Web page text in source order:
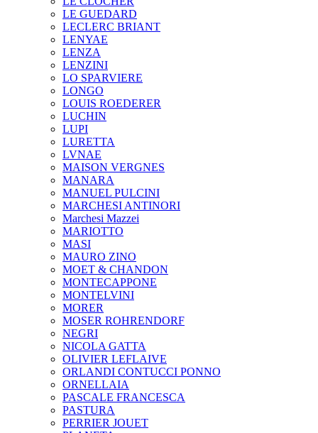
LE GUEDARD
LECLERC BRIANT
LENYAE
LENZA
LENZINI
LO SPARVIERE
LONGO
LOUIS ROEDERER
LUCHIN
LUPI
LURETTA
LVNAE
MAISON VERGNES
MANARA
MANUEL PULCINI
MARCHESI ANTINORI
Marchesi Mazzei
MARIOTTO
MASI
MAURO ZINO
MOET & CHANDON
MONTECAPPONE
MONTELVINI
MORER
MOSER ROHRENDORF
NEGRI
NICOLA GATTA
OLIVIER LEFLAIVE
ORLANDI CONTUCCI PONNO
ORNELLAIA
PASCALE FRANCESCA
PASTURA
PERRIER JOUET